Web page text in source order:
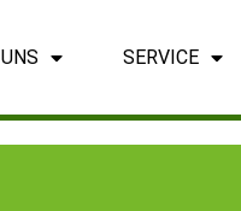
SERVICE